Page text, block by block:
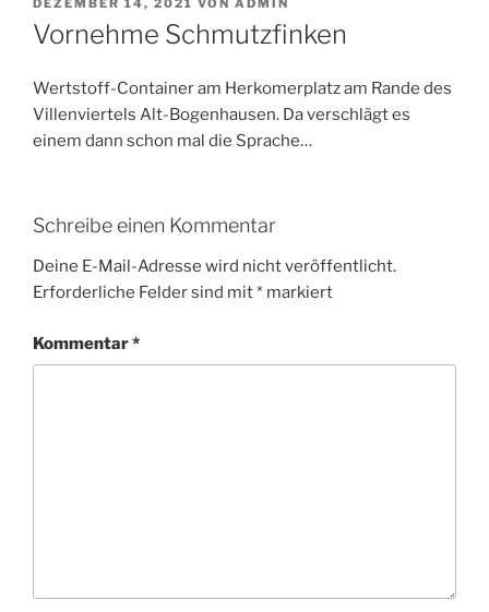
AM
DEZEMBER 14, 2021 VON ADMIN
Vornehme Schmutzfinken
Wertstoff-Container am Herkomerplatz am Rande des
Villenviertels Alt-Bogenhausen. Da verschlägt es
einem dann schon mal die Sprache…
Schreibe einen Kommentar
Deine E-Mail-Adresse wird nicht veröffentlicht.
Erforderliche Felder sind mit* markiert
Kommentar*